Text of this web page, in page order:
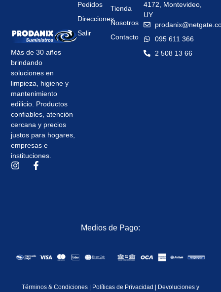
Más de 30 años
brindando
soluciones en
limpieza, higiene y
mantenimiento
edilicio. Productos
confiables, atención
cercana y precios
justos para hogares,
empresas e
instituciones.
Tienda
Nosotros
Contacto
Pedidos
Direcciones
Salir
4172, Montevideo,
UY.
095 611 366
2 508 13 66
Medios de Pago:
Términos & Condiciones Políticas de Privacidad
Devoluciones y